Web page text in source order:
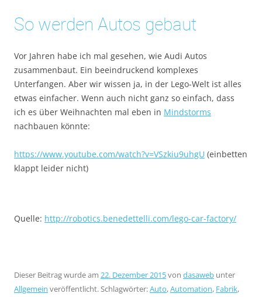
So werden Autos gebaut
Vor Jahren habe ich mal gesehen, wie Audi Autos
zusammenbaut. Ein beeindruckend komplexes
Unterfangen. Aber wir wissen ja, in der Lego-Welt ist alles
etwas einfacher. Wenn auch nicht ganz so einfach, dass
ich es über Weihnachten mal eben in Mindstorms
nachbauen könnte:
https://www.youtube.com/watch?v=VSzkiu9uhgU (einbetten
klappt leider nicht)
Quelle: http://robotics.benedettelli.com/lego-car-factory/
Dieser Beitrag wurde am 22. Dezember 2015von dasaweb unter
Allgemein veröffentlicht. Schlagwörter:Auto,Automation, Fabrik,